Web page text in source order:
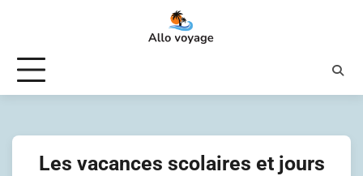
Les vacances scolaires et jours